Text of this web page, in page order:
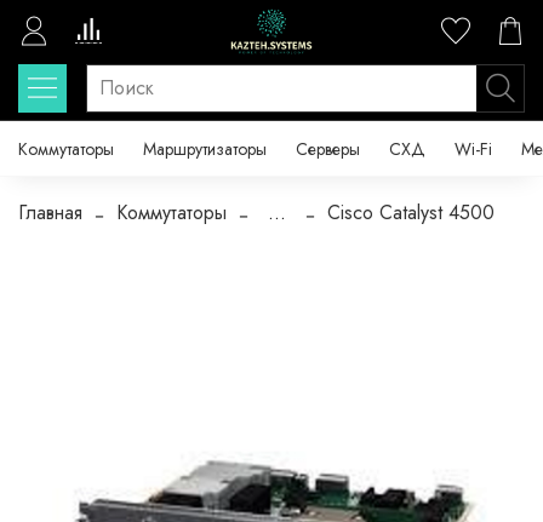
Коммутаторы Маршрутизаторы Серверы СХД Wi-Fi
Главная Коммутаторы ... Cisco Catalyst 4500